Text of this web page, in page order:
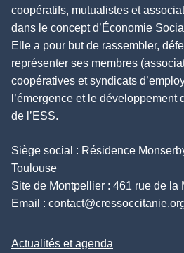
coopératifs, mutualistes et
dans le concept d’Économie
Elle a pour but de rassembler,
représenter ses membres
coopératives et syndicats
l’émergence et le développement
de l’ESS.
Siège social : Résidence
Toulouse
Site de Montpellier : 461 rue de la
Email :
Actualités et agenda